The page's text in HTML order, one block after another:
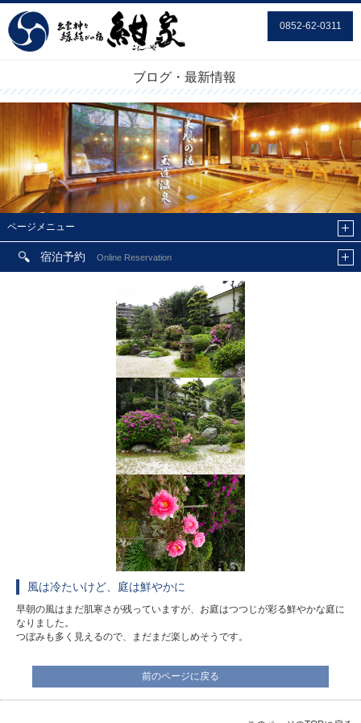
0852-62-0311
ブログ・最新情報
ページメニュー
宿泊予約Online Reservation
風は冷たいけど、庭は鮮やかに
早朝の風はまだ肌寒さが残っていますが、お庭はつつじが彩る鮮やかな庭に
なりました。
つぼみも多く見えるので、まだまだ楽しめそうです。
前のページに戻る